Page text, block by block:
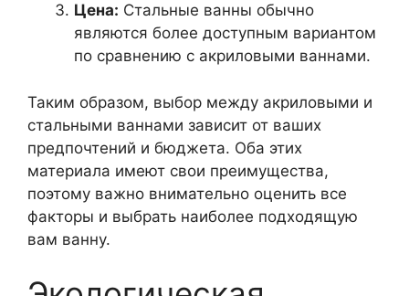
Цена: Стальные ванны обычно
являются более доступным вариантом
по сравнению с акриловыми ваннами.
Таким образом, выбор между акриловыми и
стальными ваннами зависит от ваших
предпочтений и бюджета. Оба этих
материала имеют свои преимущества,
поэтому важно внимательно оценить все
факторы и выбрать наиболее подходящую
вам ванну.